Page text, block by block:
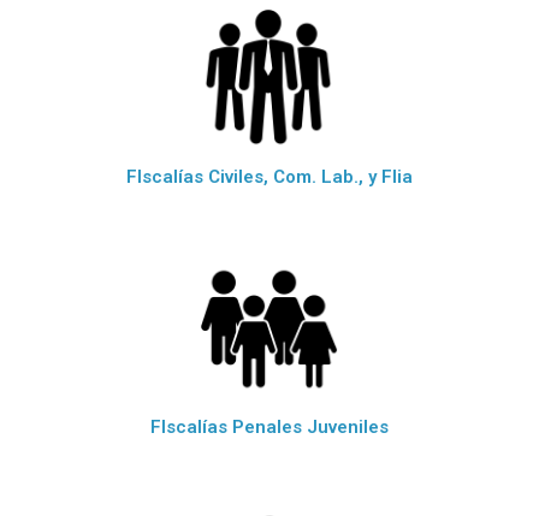
FIscalías Civiles, Com. Lab., y Flia
FIscalías Penales Juveniles